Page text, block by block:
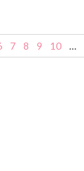
7 8 9 10 …